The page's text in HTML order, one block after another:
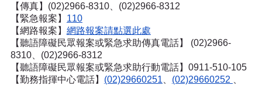
【傳真】(02)2966-8310、(02)2966-8312
【緊急報案】 110
【網路報案】 網路報案請點選此處
【聽語障礙民眾報案或緊急求助傳真電話】
(02)2966-
8310、(02)2966-8312
【聽語障礙民眾報案或緊急求助行動電話】0911-510-105
【勤務指揮中心電話】 (02)29660251 (02)29660252